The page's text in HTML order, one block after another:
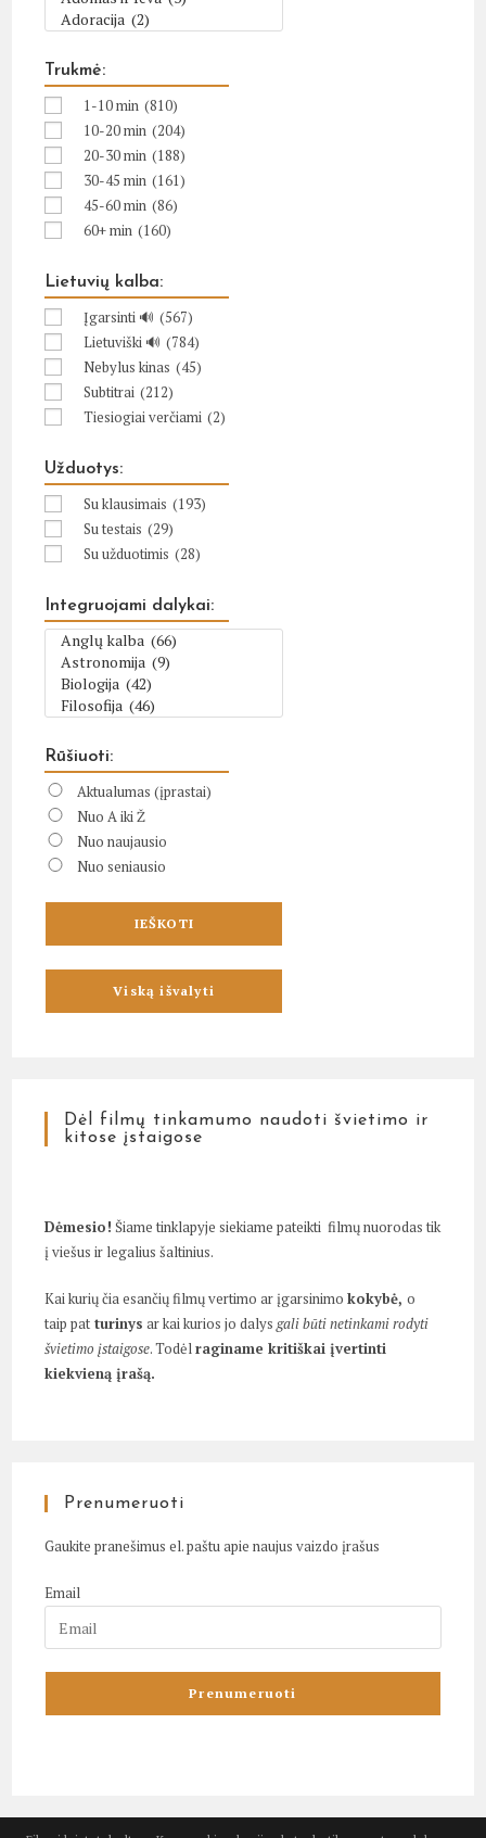
Trukmė:
1-10 min (810)
10-20 min (204)
20-30 min (188)
30-45 min (161)
45-60 min (86)
60+ min (160)
Lietuvių kalba:
Įgarsinti 🔊 (567)
Lietuviški 🔊 (784)
Nebylus kinas (45)
Subtitrai (212)
Tiesiogiai verčiami (2)
Užduotys:
Su klausimais (193)
Su testais (29)
Su užduotimis (28)
Integruojami dalykai:
Rūšiuoti:
Aktualumas (įprastai)
Nuo A iki Ž
Nuo naujausio
Nuo seniausio
Dėl filmų tinkamumo naudoti švietimo ir
kitose įstaigose
Dėmesio! Šiame tinklapyje siekiame pateikti filmų nuorodas tik
į viešus ir legalius šaltinius.
Kai kurių čia esančių filmų vertimo ar įgarsinimokokybė,o
taip pat turinys ar kai kurios jo dalysgali būti netinkami rodyti
švietimo įstaigose. Todėlraginame kritiškai įvertinti
kiekvieną įrašą.
Prenumeruoti
Gaukite pranešimus el. paštu apie naujus vaizdo įrašus
Email